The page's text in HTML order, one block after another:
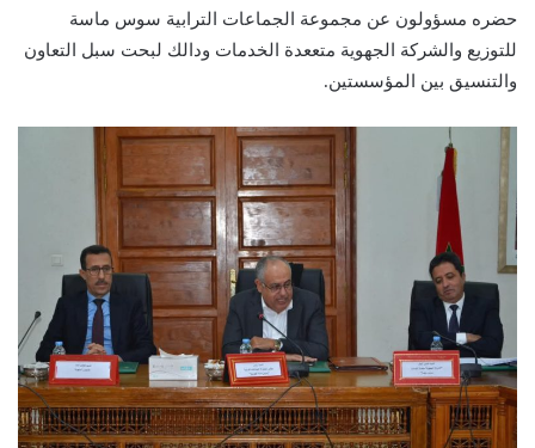
حضره مسؤولون عن مجموعة الجماعات الترابية سوس ماسة
للتوزيع والشركة الجهوية متععدة الخدمات ودالك لبحت سبل التعاون
والتنسيق بين المؤسستين.